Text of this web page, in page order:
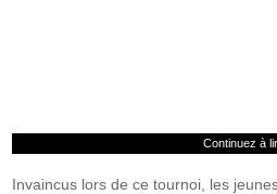
Continuez à
Invaincus lors de ce tournoi, les